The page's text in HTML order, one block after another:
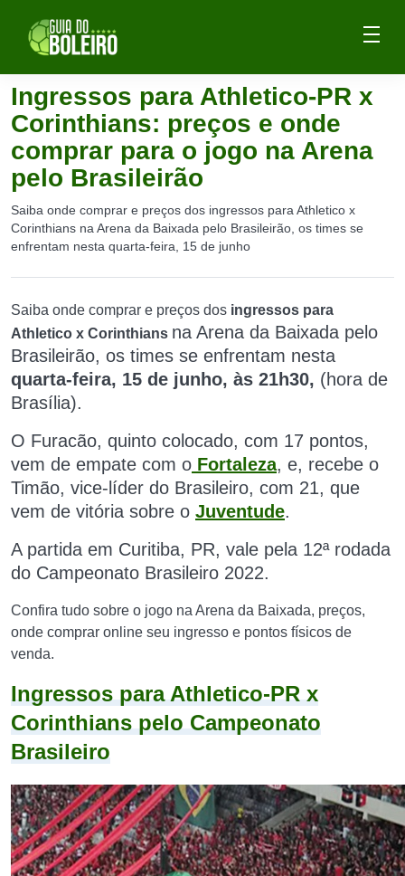
Ingressos para Athletico-PR x
Corinthians: preços e onde
comprar para o jogo na Arena
pelo Brasileirão
Saiba onde comprar e preços dos ingressos para Athletico x
Corinthians na Arena da Baixada pelo Brasileirão, os times se
enfrentam nesta quarta-feira, 15 de junho
Saiba onde comprar e preços dos ingressos para
Athletico x Corinthians na Arena da Baixada pelo
Brasileirão, os times se enfrentam nesta
quarta-feira, 15 de junho, às 21h30, (hora de
Brasília).
O Furacão, quinto colocado, com 17 pontos,
vem de empate com o Fortaleza, e, recebe o
Timão, vice-líder do Brasileiro, com 21, que
vem de vitória sobre o Juventude.
A partida em Curitiba, PR, vale pela 12ª rodada
do Campeonato Brasileiro 2022.
Confira tudo sobre o jogo na Arena da Baixada, preços,
onde comprar online seu ingresso e pontos físicos de
venda.
Ingressos para Athletico-PR x
Corinthians pelo Campeonato
Brasileiro